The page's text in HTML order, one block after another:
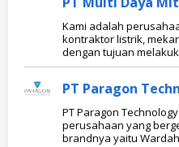
Kami adalah
kontraktor listrik,
dengan tujuan
PT Paragon
PT Paragon
perusahaan yang
brandnya yaitu